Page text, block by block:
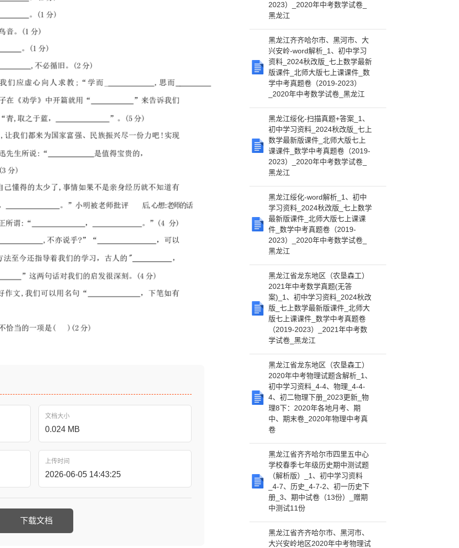
文档大小
0.024 MB
上传时间
2026-06-05 14:43:25
下载文档
2023）_2020年中考数学试卷_
黑龙江
黑龙江齐齐哈尔市、黑河市、大
兴安岭-word解析_1、初中学习
资料_2024秋改版_七上数学最新
版课件_北师大版七上课课件_数
学中考真题卷（2019-2023）
_2020年中考数学试卷_黑龙江
黑龙江绥化-扫描真题+答案_1、
初中学习资料_2024秋改版_七上
数学最新版课件_北师大版七上
课课件_数学中考真题卷（2019-
2023）_2020年中考数学试卷_
黑龙江
黑龙江绥化-word解析_1、初中
学习资料_2024秋改版_七上数学
最新版课件_北师大版七上课课
件_数学中考真题卷（2019-
2023）_2020年中考数学试卷_
黑龙江
黑龙江省龙东地区（农垦森工）
2021年中考数学真题(无答
案)_1、初中学习资料_2024秋改
版_七上数学最新版课件_北师大
版七上课课件_数学中考真题卷
（2019-2023）_2021年中考数
学试卷_黑龙江
黑龙江省龙东地区（农垦森工）
2020年中考物理试题含解析_1、
初中学习资料_4-4、物理_4-4-
4、初二物理下册_2023更新_物
理8下：2020年各地月考、期
中、期末卷_2020年物理中考真
卷
黑龙江省齐齐哈尔市四里五中心
学校春季七年级历史期中测试题
（解析版）_1、初中学习资料
_4-7、历史_4-7-2、初一历史下
册_3、期中试卷（13份）_赠期
中测试11份
黑龙江省齐齐哈尔市、黑河市、
大兴安岭地区2020年中考物理试